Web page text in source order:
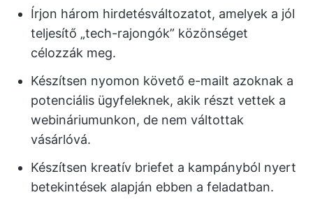
Írjon három hirdetésváltozatot, amelyek a jól
teljesítő „tech-rajongók” közönséget
célozzák meg.
Készítsen nyomon követő e-mailt azoknak a
potenciális ügyfeleknek, akik részt vettek a
webináriumunkon, de nem váltottak
vásárlóvá.
Készítsen kreatív briefet a kampányból nyert
betekintések alapján ebben a feladatban.